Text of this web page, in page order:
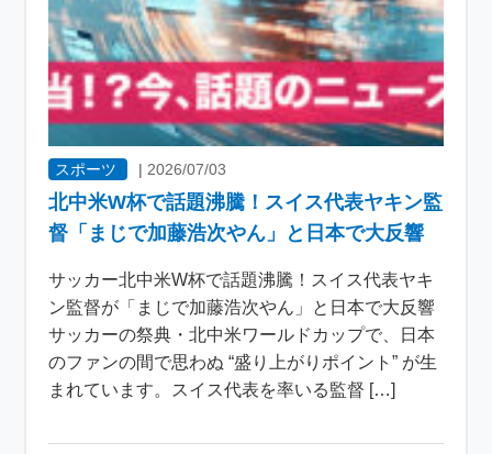
スポーツ | 2026/07/03
北中米W杯で話題沸騰！スイス代表ヤキン監
督「まじで加藤浩次やん」と日本で大反響
サッカー北中米W杯で話題沸騰！スイス代表ヤキ
ン監督が「まじで加藤浩次やん」と日本で大反響
サッカーの祭典・北中米ワールドカップで、日本
のファンの間で思わぬ “盛り上がりポイント” が生
まれています。スイス代表を率いる監督 […]